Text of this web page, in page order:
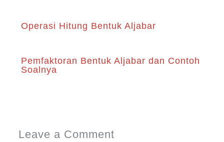
Operasi Hitung Bentuk Aljabar
Pemfaktoran Bentuk Aljabar dan Contoh
Soalnya
Leave a Comment